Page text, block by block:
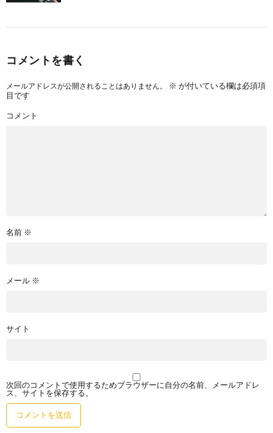
コメントを書く
メールアドレスが公開されることはありません。 ※ が付いている欄は必須項
目です
コメント
名前 ※
メール ※
サイト
次回のコメントで使用するためブラウザーに自分の名前、メールアドレ
ス、サイトを保存する。